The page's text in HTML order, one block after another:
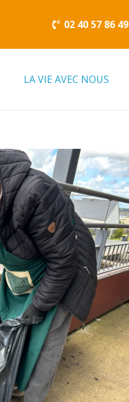
02 40 57 86 49
LA VIE AVEC NOUS